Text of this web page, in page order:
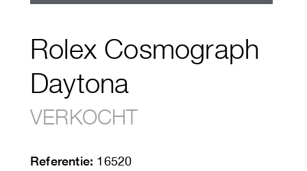
Rolex Cosmograph
Daytona
VERKOCHT
Referentie: 16520